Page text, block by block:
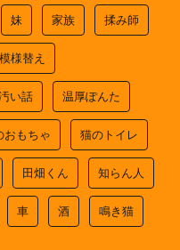
妹 家族 揉み師
模様替え
い話 温厚ぽんた
おもちゃ 猫のトイレ
田畑くん 知らん人
車 酒 鳴き猫